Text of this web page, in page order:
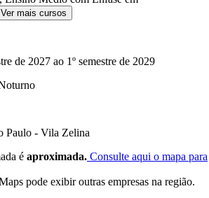
Ver mais cursos
de 2027 ao 1º semestre de 2029
Paulo - Vila Zelina
é aproximada. Consulte aqui o mapa para
pode exibir outras empresas na região.